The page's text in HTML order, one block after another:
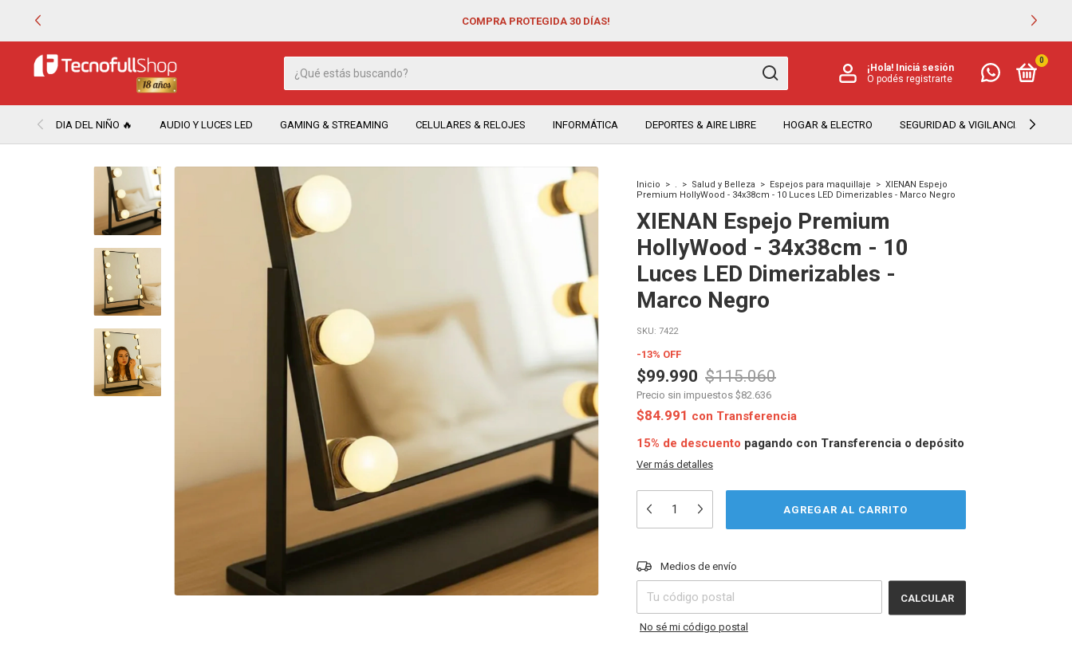
COMPRA PROTEGIDA 30 DÍAS!
¡Hola! Iniciá sesión
O podés registrarte
0
DIA DEL NIÑO 🔥 AUDIO Y LUCES LED GAMING & STREAMING CELULARES & RELOJES INFORMÁTICA DEPORTES & AIRE LIBRE HOGAR & ELECTRO SEGURIDAD & VIGILANCIA
Inicio > . > Salud y Belleza > Espejos para maquillaje > XIENAN Espejo
Premium HollyWood - 34x38cm - 10 Luces LED Dimerizables - Marco Negro
XIENAN Espejo Premium
HollyWood - 34x38cm - 10
Luces LED Dimerizables -
Marco Negro
SKU: 7422
-13% OFF
$99.990 $115.060
Precio sin impuestos $82.636
$84.991 con Transferencia
15% de descuento pagando con Transferencia o depósito
Ver más detalles
Entregas para el CP:
Medios de envío
CALCULAR
No sé mi código postal